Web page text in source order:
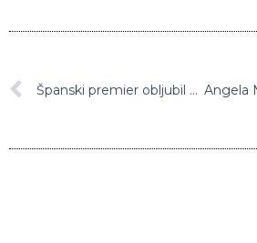
Španski premier obljubil pomilostitev zaprtih zagovornikov katalonske samostojnosti